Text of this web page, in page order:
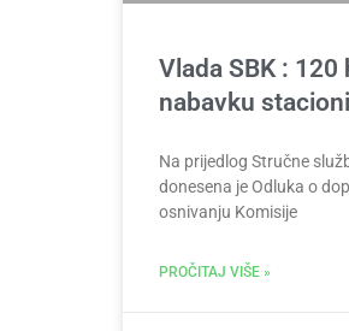
Vlada SBK : 120
nabavku
Na prijedlog Stručne
donesena je Odluka o
osnivanju Komisije
PROČITAJ VIŠE »